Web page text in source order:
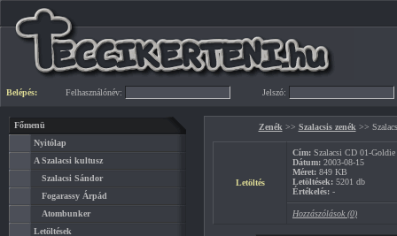
Belépés: Felhasználónév: Jelszó:
Főmenü
Nyitólap
A Szalacsi kultusz
Szalacsi Sándor
Fogarassy Árpád
Atombunker
Letöltések
Zenék >> Szalacsis zenék >>
Letöltés
Cím: Szalacsi CD 01-
Dátum: 2003-08-15
Méret: 849 KB
Letöltések: 5201 db
Értékelés: -
Hozzászólások (0)